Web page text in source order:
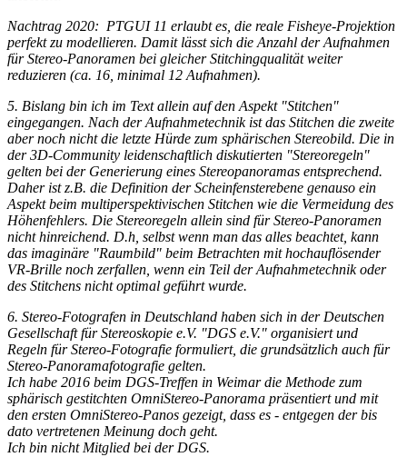
Nachtrag 2020: PTGUI 11 erlaubt es, die reale Fisheye-Projektion
perfekt zu modellieren. Damit lässt sich die Anzahl der Aufnahmen
für Stereo-Panoramen bei gleicher Stitchingqualität weiter
reduzieren (ca. 16, minimal 12 Aufnahmen).
5. Bislang bin ich im Text allein auf den Aspekt "Stitchen"
eingegangen. Nach der Aufnahmetechnik ist das Stitchen die zweite
aber noch nicht die letzte Hürde zum sphärischen Stereobild. Die in
der 3D-Community leidenschaftlich diskutierten "Stereoregeln"
gelten bei der Generierung eines Stereopanoramas entsprechend.
Daher ist z.B. die Definition der Scheinfensterebene genauso ein
Aspekt beim multiperspektivischen Stitchen wie die Vermeidung des
Höhenfehlers. Die Stereoregeln allein sind für Stereo-Panoramen
nicht hinreichend. D.h, selbst wenn man das alles beachtet, kann
das imaginäre "Raumbild" beim Betrachten mit hochauflösender
VR-Brille noch zerfallen, wenn ein Teil der Aufnahmetechnik oder
des Stitchens nicht optimal geführt wurde.
6. Stereo-Fotografen in Deutschland haben sich in der Deutschen
Gesellschaft für Stereoskopie e.V. "DGS e.V." organisiert und
Regeln für Stereo-Fotografie formuliert, die grundsätzlich auch für
Stereo-Panoramafotografie gelten.
Ich habe 2016 beim DGS-Treffen in Weimar die Methode zum
sphärisch gestitchten OmniStereo-Panorama präsentiert und mit
den ersten OmniStereo-Panos gezeigt, dass es - entgegen der bis
dato vertretenen Meinung doch geht.
Ich bin nicht Mitglied bei der DGS.